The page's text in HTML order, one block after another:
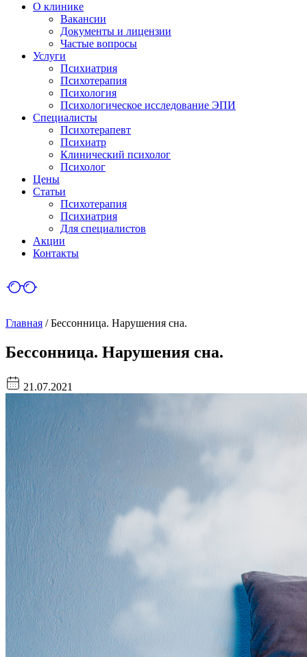
О клинике
Вакансии
Документы и лицензии
Частые вопросы
Услуги
Психиатрия
Психотерапия
Психология
Психологическое исследование ЭПИ
Специалисты
Психотерапевт
Психиатр
Клинический психолог
Психолог
Цены
Статьи
Психотерапия
Психиатрия
Для специалистов
Акции
Контакты
Главная /Бессонница. Нарушения сна.
Бессонница. Нарушения сна.
21.07.2021